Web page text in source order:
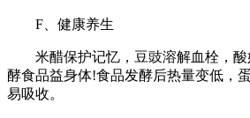
F、健康养生
米醋保护记忆，豆豉溶解血栓，酸
酵食品益身体!食品发酵后热量变低，
易吸收。